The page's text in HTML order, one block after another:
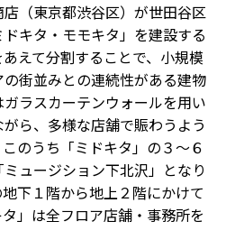
（東京都渋谷区）が世田谷区
キタ・モモキタ」を建設する
えて分割することで、小規模
街並みとの連続性がある建物
ラスカーテンウォールを用い
ら、多様な店舗で賑わうよう
のうち「ミドキタ」の３～６
ュージション下北沢」となり
下１階から地上２階にかけて
」は全フロア店舗・事務所を